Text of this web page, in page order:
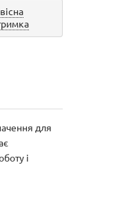
для
і